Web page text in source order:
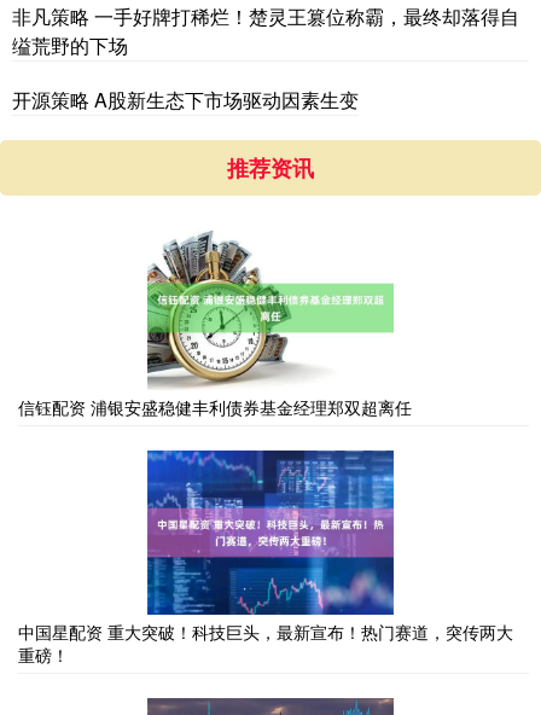
非凡策略 一手好牌打稀烂！楚灵王篡位称霸，最终却落得自
缢荒野的下场
开源策略 A股新生态下市场驱动因素生变
推荐资讯
信钰配资 浦银安盛稳健丰利债券基金经理郑双超离任
中国星配资 重大突破！科技巨头，最新宣布！热门赛道，突传两大
重磅！